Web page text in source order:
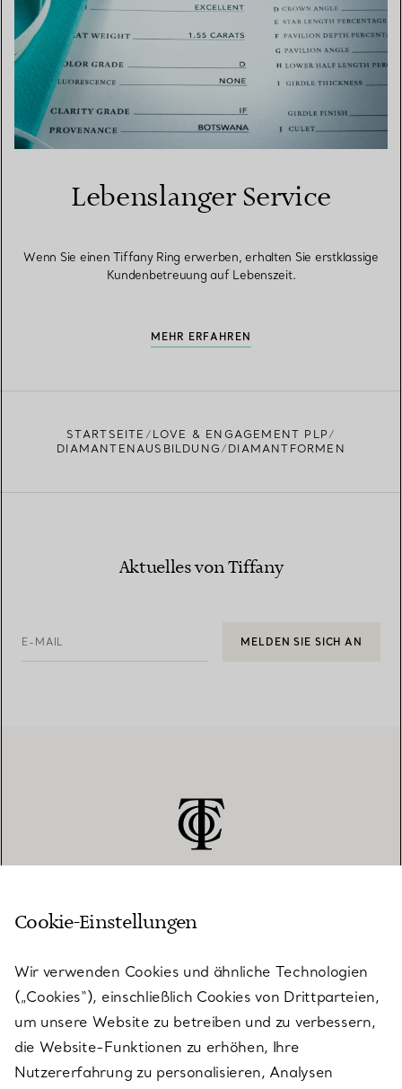
Lebenslanger Service
Wenn Sie einen Tiffany Ring erwerben, erhalten Sie erstklassige
Kundenbetreuung auf Lebenszeit.
MEHR ERFAHREN
STARTSEITE
LOVE & ENGAGEMENT PLP
DIAMANTENAUSBILDUNG
DIAMANTFORMEN
Aktuelles von Tiffany
E-MAIL MELDEN SIE SICH AN
KUNDENSERVICE
SERVICES
ÜBER TIFFANY & CO.
Cookie-Einstellungen
Wir verwenden Cookies und ähnliche Technologien
(„Cookies“), einschließlich Cookies von Drittparteien,
um unsere Website zu betreiben und zu verbessern,
die Website-Funktionen zu erhöhen, Ihre
Nutzererfahrung zu personalisieren, Analysen